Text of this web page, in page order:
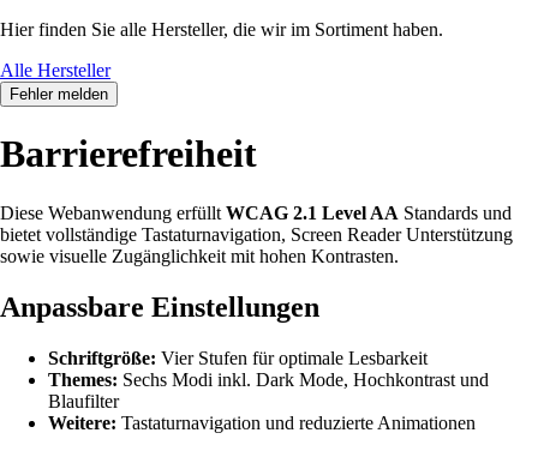
Hier finden Sie alle Hersteller, die wir im Sortiment haben.
Alle Hersteller
Fehler melden
Barrierefreiheit
Diese Webanwendung erfüllt WCAG 2.1 Level AA Standards und
bietet vollständige Tastaturnavigation, Screen Reader Unterstützung
sowie visuelle Zugänglichkeit mit hohen Kontrasten.
Anpassbare Einstellungen
Schriftgröße: Vier Stufen für optimale Lesbarkeit
Themes: Sechs Modi inkl. Dark Mode, Hochkontrast und
Blaufilter
Weitere: Tastaturnavigation und reduzierte Animationen